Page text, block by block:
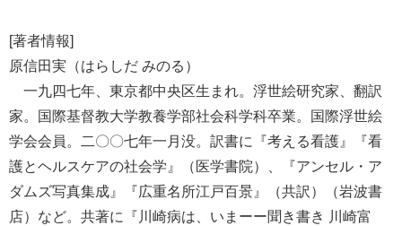
[著者情報]
原信田実（はらしだ みのる）
一九四七年、東京都中央区生まれ。浮世絵研究家、翻訳
家。国際基督教大学教養学部社会科学科卒業。国際浮世絵
学会会員。二〇〇七年一月没。訳書に『考える看護』『看
護とヘルスケアの社会学』（医学書院）、『アンセル・ア
ダムズ写真集成』『広重名所江戸百景』（共訳）（岩波書
店）など。共著に『川崎病は、いまーー聞き書き 川崎富